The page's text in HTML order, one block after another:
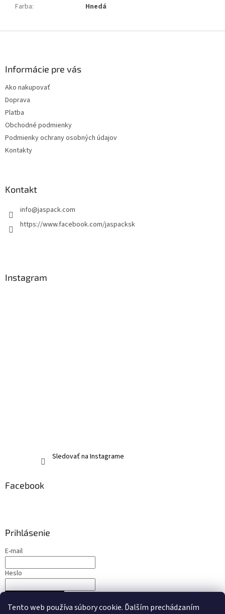
Tento web používa súbory cookie. Ďalším prechádzaním
Farba: Hnedá
Informácie pre vás
Ako nakupovať
Doprava
Platba
Obchodné podmienky
Podmienky ochrany osobných údajov
Kontakty
Kontakt
info@jaspack.com
https://www.facebook.com/jaspacksk
Instagram
Sledovať na Instagrame
Facebook
Prihlásenie
E-mail
Heslo